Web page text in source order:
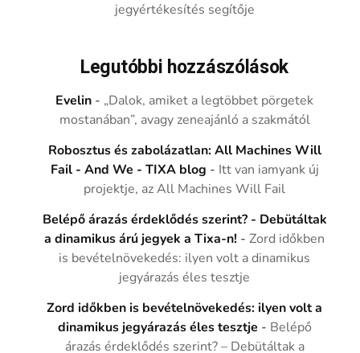
jegyértékesítés segítője
Legutóbbi hozzászólások
Evelin - „Dalok, amiket a legtöbbet pörgetek
mostanában”, avagy zeneajánló a szakmától
Robosztus és zabolázatlan: All Machines Will
Fail - And We - TIXA blog - Itt van iamyank új
projektje, az All Machines Will Fail
Belépő árazás érdeklődés szerint? - Debütáltak
a dinamikus árú jegyek a Tixa-n! -Zord időkben
is bevételnövekedés: ilyen volt a dinamikus
jegyárazás éles tesztje
Zord időkben is bevételnövekedés: ilyen volt a
dinamikus jegyárazás éles tesztje - Belépő
árazás érdeklődés szerint? – Debütáltak a